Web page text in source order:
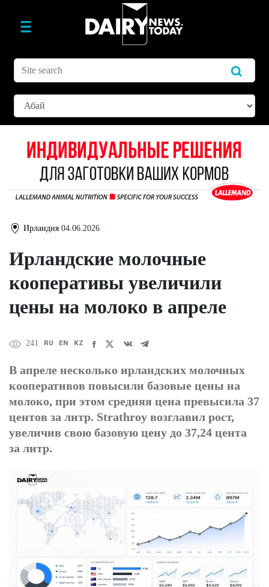
Ирландия 04.06.2026
Ирландские молочные
кооперативы увеличили
цены на молоко в апреле
241 RU EN KZ
В апреле несколько ирландских молочных
кооперативов повысили базовые цены на
молоко, при этом средняя цена превысила 37
центов за литр. Strathroy возглавил рост,
увеличив свою базовую цену до 37,24 цента
за литр.